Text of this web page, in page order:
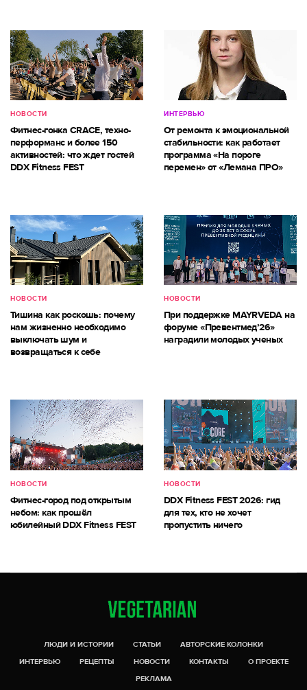
НОВОСТИ
Фитнес-гонка CRACE, техно-
перформанс и более 150
активностей: что ждет гостей
DDX Fitness FEST
ИНТЕРВЬЮ
От ремонта к эмоциональной
стабильности: как работает
программа «На пороге
перемен» от «Лемана ПРО»
НОВОСТИ
Тишина как роскошь: почему
нам жизненно необходимо
выключать шум и
возвращаться к себе
НОВОСТИ
При поддержке MAYRVEDA на
форуме «Превентмед’26»
наградили молодых ученых
НОВОСТИ
Фитнес-город под открытым
небом: как прошёл
юбилейный DDX Fitness FEST
НОВОСТИ
DDX Fitness FEST 2026: гид
для тех, кто не хочет
пропустить ничего
ЛЮДИ И ИСТОРИИ СТАТЬИ
АВТОРСКИЕ КОЛОНКИ
ИНТЕРВЬЮ
РЕЦЕПТЫ НОВОСТИ КОНТАКТЫ
О ПРОЕКТЕ
РЕКЛАМА